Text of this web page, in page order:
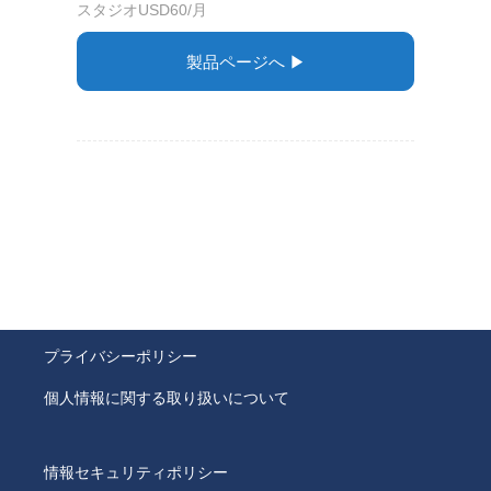
スタジオUSD60/月
製品ページへ ▶︎
プライバシーポリシー
個人情報に関する取り扱いについて
情報セキュリティポリシー